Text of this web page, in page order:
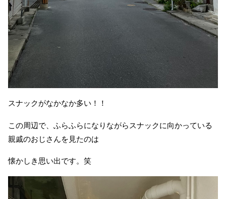
スナックがなかなか多い！！
この周辺で、ふらふらになりながらスナックに向かっている
親戚のおじさんを見たのは
懐かしき思い出です。笑